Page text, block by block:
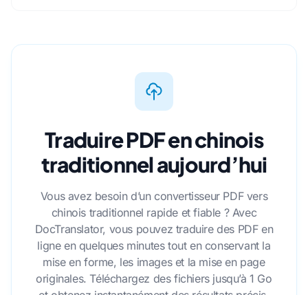
Traduire PDF en chinois
traditionnel aujourd’hui
Vous avez besoin d’un convertisseur PDF vers
chinois traditionnel rapide et fiable ? Avec
DocTranslator, vous pouvez traduire des PDF en
ligne en quelques minutes tout en conservant la
mise en forme, les images et la mise en page
originales. Téléchargez des fichiers jusqu’à 1 Go